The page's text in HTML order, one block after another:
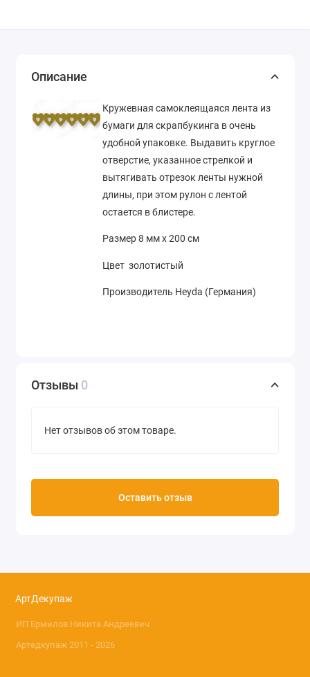
Описание
Кружевная самоклеящаяся лента из
бумаги для скрапбукинга в очень
удобной упаковке. Выдавить круглое
отверстие, указанное стрелкой и
вытягивать отрезок ленты нужной
длины, при этом рулон с лентой
остается в блистере.
Размер 8 мм х 200 см
Цвет золотистый
Производитель Heyda (Германия)
Отзывы 0
Нет отзывов об этом товаре.
Оставить отзыв
АртДекупаж
ИП Ермилов Никита Андреевич
Артедкупаж 2011 - 2026